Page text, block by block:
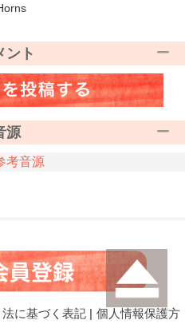
ント
源
考音源
に基づく表記 | 個人情報保護方